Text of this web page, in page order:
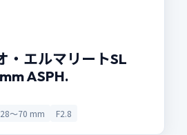
・エルマリートSL
ASPH.
28〜70 mm F2.8